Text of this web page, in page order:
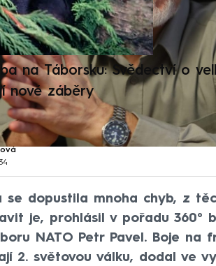
na Táborsku: Svědectví o
nové záběry
se dopustila mnoha chyb, z
je, prohlásil v pořadu 360°
NATO Petr Pavel. Boje na
2. světovou válku, dodal ve